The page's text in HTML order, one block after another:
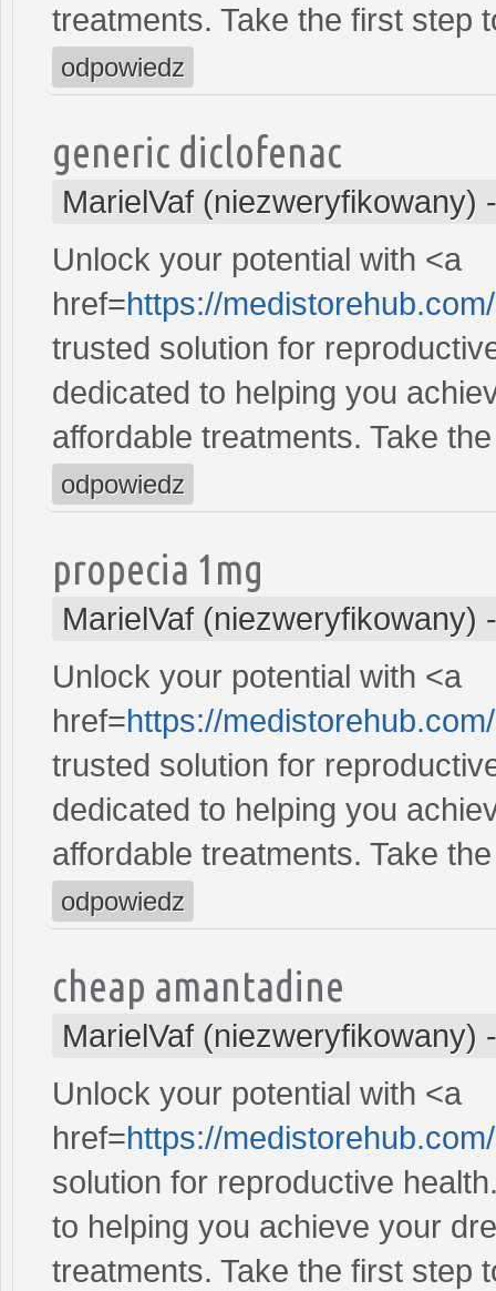
treatments. Take the first step
odpowiedz
generic diclofenac
MarielVaf (niezweryfikowany)
Unlock your potential with <a
href=https://
trusted solution for
dedicated to helping you
affordable treatments. Take
odpowiedz
propecia 1mg
MarielVaf (niezweryfikowany)
Unlock your potential with <a
href=https://
trusted solution for
dedicated to helping you
affordable treatments. Take
odpowiedz
cheap amantadine
MarielVaf (niezweryfikowany)
Unlock your potential with <a
href=https://
solution for reproductive
to helping you achieve your
treatments. Take the first step